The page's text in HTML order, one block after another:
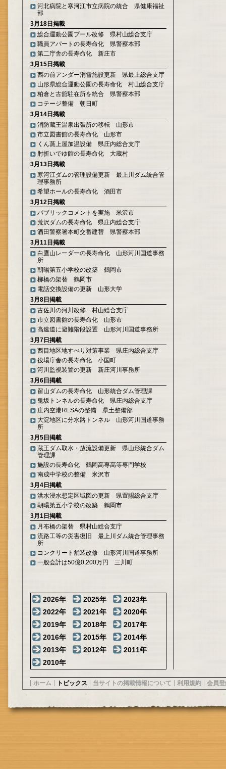
河北病院と寒河江市立病院の統合 県健康福祉
部
3月18日掲載
総合運動公園プール改修 県村山総合支庁
職員アパートの長寿命化 県警察本部
第二庁舎の長寿命化 新庄市
3月15日掲載
西の前アンダー消雪施設更新 県最上総合支庁
山形県総合運動公園の長寿命化 村山総合支庁
柏倉と古舘駐在所を統合 県警察本部
コテージ整備 朝日町
3月14日掲載
消防蔵王温泉出張所の移転 山形市
市立図書館の長寿命化 山形市
くん蒸上屋加温設備 県庄内総合支庁
肘折いでゆ館の長寿命化 大蔵村
3月13日掲載
寒河江ダムの管理設備更新 最上川ダム統合管
理事務所
希望ホールの長寿命化 酒田市
3月12日掲載
パブリックコメントを実施 米沢市
荒沢ダムの長寿命化 県庄内総合支庁
酒田警察署本町交番建替 県警察本部
3月11日掲載
白鷹山レーダーの長寿命化 山形河川国道事務
所
朝暘第五小学校の改築 鶴岡市
柳橋の架替 鶴岡市
電話交換設備の更新 山形大学
3月8日掲載
古佐川の河川改修 村山総合支庁
市立図書館の長寿命化 山形市
高速道に避難階段設置 山形河川国道事務所
3月7日掲載
西目地区地すべり対策事業 県庄内総合支庁
役場庁舎の長寿命化 小国町
河川監視装置の更新 新庄河川事務所
3月6日掲載
留山ダムの長寿命化 山形統合ダム管理課
鬼坂トンネルの長寿命化 県庄内総合支庁
庄内空港RESAの整備 県土整備部
大淀地区に分水路トンネル 山形河川国道事務
所
3月5日掲載
蔵王ダム取水・放流設備更新 県山形統合ダム
管理課
施設の長寿命化 鶴岡高専高等専門学校
南成中学校の整備 米沢市
3月4日掲載
洪水浸水想定区域図の更新 県置賜総合支庁
朝暘第五小学校の改築 鶴岡市
3月1日掲載
月布橋の架替 県村山総合支庁
流路工等の災害復旧 最上川ダム統合管理事務
所
コンクリート舗装改修 山形河川国道事務所
一般会計は50億0,200万円 三川町
2026年 2025年
2023年
2022年
2021年
2020年
2019年
2018年
2017年
2016年
2015年
2014年
2013年
2012年
2011年
2010年
ホーム トピックス 当サイトの掲載情報について 利用規約 会員